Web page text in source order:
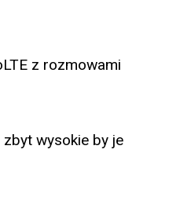
z rozmowami
wysokie by je